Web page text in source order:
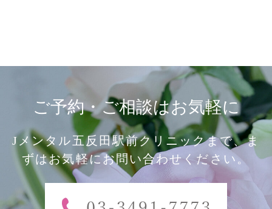
ご予約・ご相談はお気軽に
Jメンタル五反田駅前クリニックまで、ま
ずはお気軽にお問い合わせください。